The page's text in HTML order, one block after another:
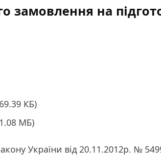
замовлення на
КБ)
МБ)
України від 20.11.2012р. №